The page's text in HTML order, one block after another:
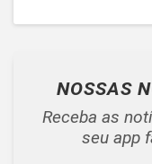
NOSSAS
Receba as
seu app